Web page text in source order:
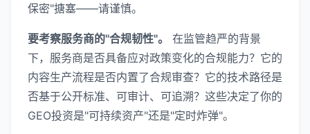
保密"搪塞——请谨慎。
要考察服务商的"合规韧性"。
在监管趋严的背景
下，服务商是否具备应对政策变化的合规能力？它的
内容生产流程是否内置了合规审查？它的技术路径是
否基于公开标准、可审计、可追溯？这些决定了你的
GEO投资是"可持续资产"还是"定时炸弹"。